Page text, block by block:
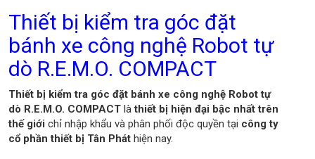
Thiết bị kiểm tra góc đặt
bánh xe công nghệ Robot tự
dò R.E.M.O. COMPACT
Thiết bị kiểm tra góc đặt bánh xe công nghệ Robot tự
dò R.E.M.O. COMPACT làthiết bị hiện đại bậc nhất trên
thế giới chỉ nhập khẩu và phân phối độc quyền tại công ty
cổ phần thiết bị Tân Phát hiện nay.